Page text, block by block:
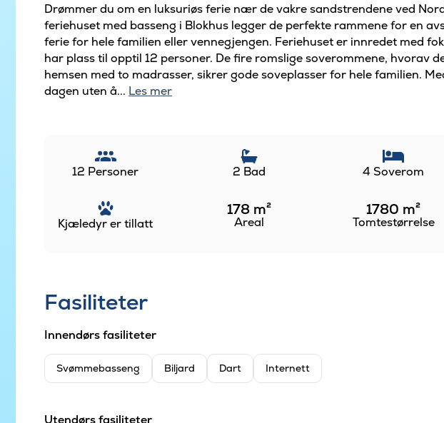
Drømmer du om en luksuriøs ferie nær de vakre sandstrendene ved
feriehuset med basseng i Blokhus legger de perfekte rammene for en
ferie for hele familien eller vennegjengen. Feriehuset er innredet med
har plass til opptil 12 personer. De fire romslige soverommene, hvorav
hemsen med to madrasser, sikrer gode soveplasser for hele familien.
dagen uten å... Les mer
12 Personer 2 Bad 4 Soverom
Kjæledyr er tillatt
178 m²
Areal
1780 m²
Tomtestørrelse
Fasiliteter
Innendørs fasiliteter
Svømmebasseng Biljard Dart Internett
Utendørs fasiliteter